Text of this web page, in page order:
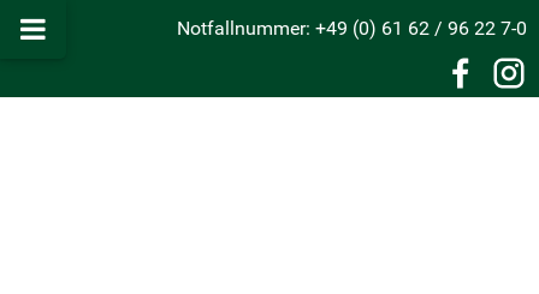
Notfallnummer: +49 (0) 61 62 / 96 22 7-0